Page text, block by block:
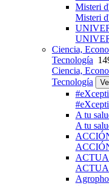
Misteri
Misteri
Ciencia,
Tecnología
Ciencia,
Tecnología
A tu
A tu